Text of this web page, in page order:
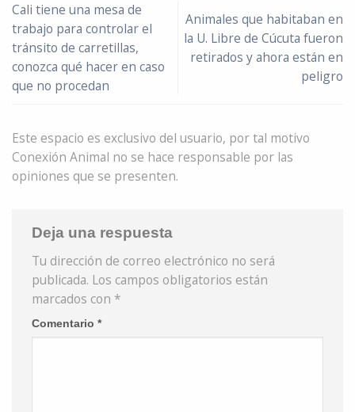
Cali tiene una mesa de
trabajo para controlar el
tránsito de carretillas,
conozca qué hacer en caso
que no procedan
Animales que habitaban en
la U. Libre de Cúcuta fueron
retirados y ahora están en
peligro
Este espacio es exclusivo del usuario, por tal motivo
Conexión Animal no se hace responsable por las
opiniones que se presenten.
Deja una respuesta
Tu dirección de correo electrónico no será
publicada. Los campos obligatorios están
marcados con *
Comentario *